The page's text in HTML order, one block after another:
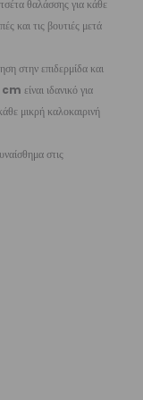
θαλάσσης για κάθε
και τις βουτιές μετά
στην επιδερμίδα και
cm είναι ιδανικό για
μικρή καλοκαιρινή
στις